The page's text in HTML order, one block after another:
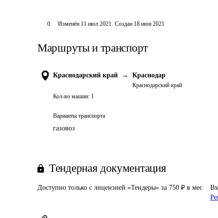
0 Изменён 11 июл 2021. Создан 18 июн 2021
Маршруты и транспорт
Краснодарский край → Краснодар
Краснодарский край
Кол-во машин: 1
Варианты транспорта
газовоз
Тендерная документация
Доступно только с лицензией «Тендеры» за 750 ₽ в мес